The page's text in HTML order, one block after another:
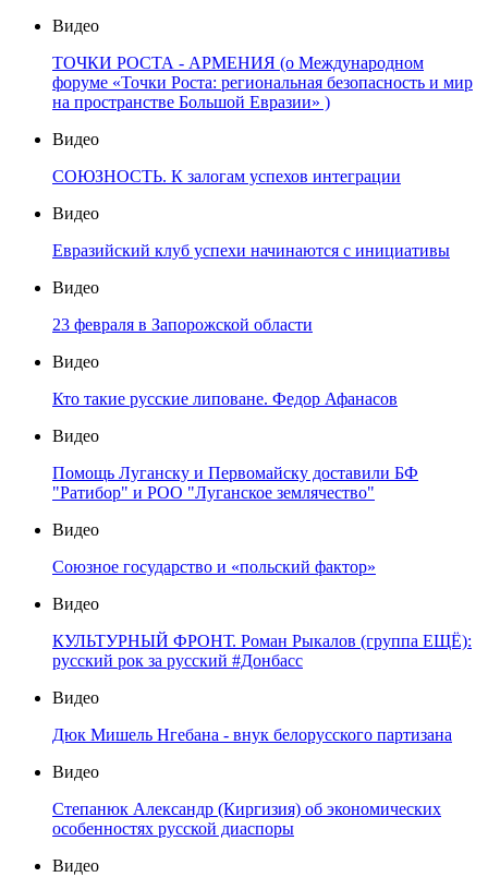
Видео
ТОЧКИ РОСТА - АРМЕНИЯ (о Международном
форуме «Точки Роста: региональная безопасность и мир
на пространстве Большой Евразии» )
Видео
СОЮЗНОСТЬ. К залогам успехов интеграции
Видео
Евразийский клуб успехи начинаются с инициативы
Видео
23 февраля в Запорожской области
Видео
Кто такие русские липоване. Федор Афанасов
Видео
Помощь Луганску и Первомайску доставили БФ
"Ратибор" и РОО "Луганское землячество"
Видео
Союзное государство и «польский фактор»
Видео
КУЛЬТУРНЫЙ ФРОНТ. Роман Рыкалов (группа ЕЩЁ):
русский рок за русский #Донбасс
Видео
Дюк Мишель Нгебана - внук белорусского партизана
Видео
Степанюк Александр (Киргизия) об экономических
особенностях русской диаспоры
Видео